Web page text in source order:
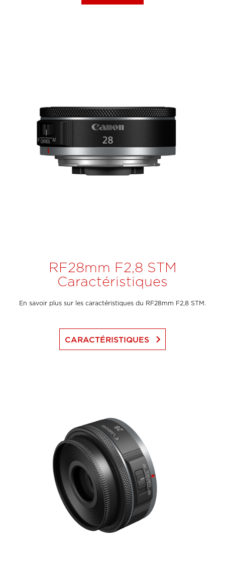
RF28mm F2,8 STM
Caractéristiques
En savoir plus sur les caractéristiques du RF28mm F2,8 STM.
CARACTÉRISTIQUES keyboard_arrow_right